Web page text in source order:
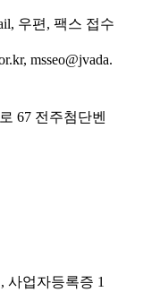
우편 , 팩스 접수
msseo@jvada.
67 전주첨단벤
, 사업자등록증 1